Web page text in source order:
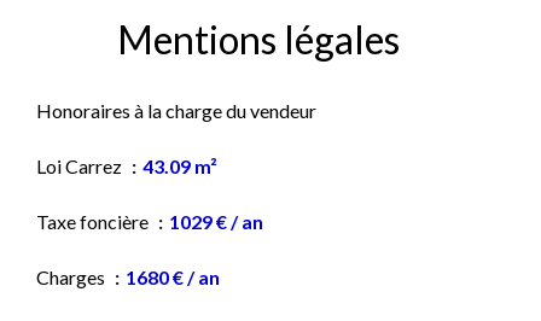
Mentions légales
Honoraires à la charge du vendeur
Loi Carrez 43.09 m²
Taxe foncière 1029 € / an
Charges 1680 € / an